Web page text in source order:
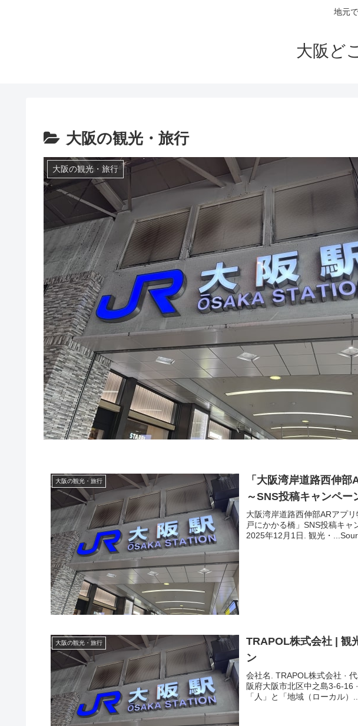
地元
大阪ど
大阪の観光・旅行
大阪の観光・旅行
大阪の観光・旅行 「 大阪湾岸道路西伸部
～SNS投稿キャンペ
大阪湾岸道路西伸部ARアプ
戸にかかる橋」SNS投稿キャ
2025年12月1日. 観光・
大阪の観光・旅行 TRAPOL株式会社 |観
ン
会社名. TRAPOL株式会社 ·
阪府大阪市北区中之島3-6-16
「人」と「地域（ローカル